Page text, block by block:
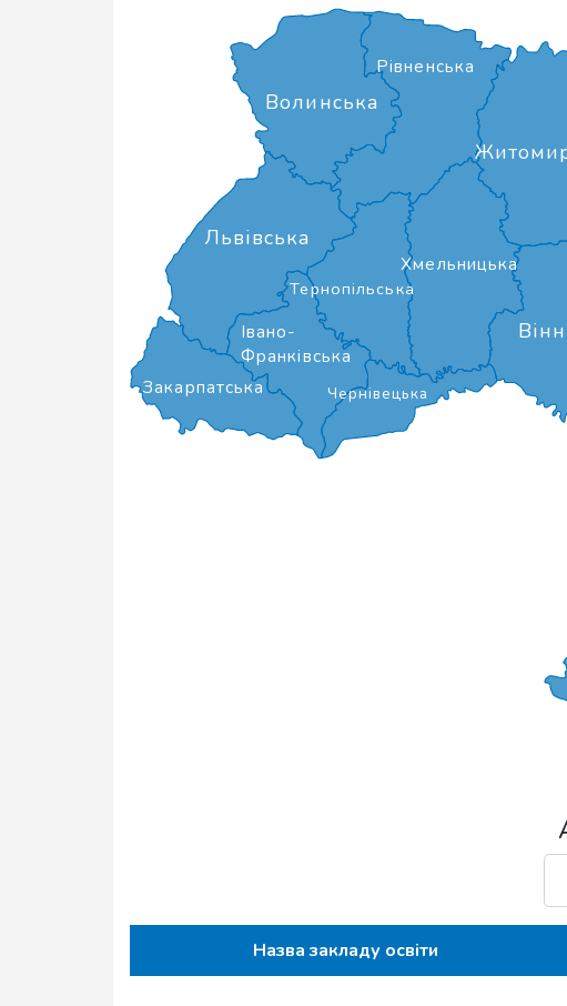
Волинська
Закарпатська
Івано-
Франківська
Львівська
Рівненська
Тернопільська
Хмельницька
Чернівецька
Назва закладу освіти